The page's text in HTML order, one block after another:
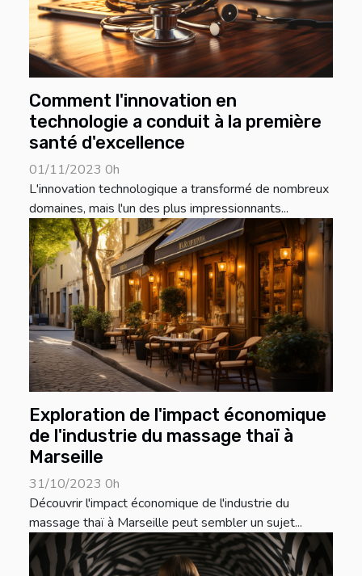
Comment l'innovation en
technologie a conduit à la première
santé d'excellence
01/11/2023 0h
L'innovation technologique a transformé de nombreux
domaines, mais l'un des plus impressionnants...
Exploration de l'impact économique
de l'industrie du massage thaï à
Marseille
31/10/2023 0h
Découvrir l'impact économique de l'industrie du
massage thaï à Marseille peut sembler un sujet...